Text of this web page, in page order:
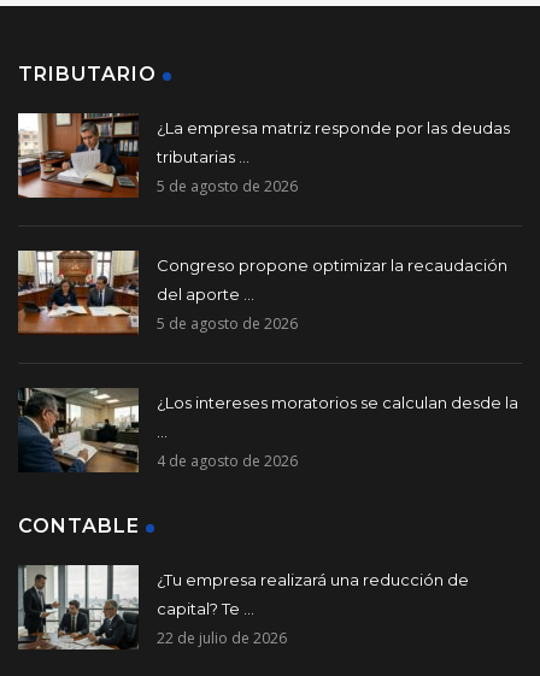
TRIBUTARIO
¿La empresa matriz responde por las deudas
tributarias ...
5 de agosto de 2026
Congreso propone optimizar la recaudación
del aporte ...
5 de agosto de 2026
¿Los intereses moratorios se calculan desde la
4 de agosto de 2026
CONTABLE
¿Tu empresa realizará una reducción de
capital? Te ...
22 de julio de 2026